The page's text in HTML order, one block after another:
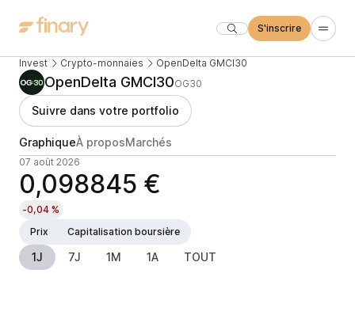
S'inscrire
Invest Crypto-monnaies OpenDelta GMCI30
OpenDelta GMCI30OG30
Suivre dans votre portfolio
GraphiqueÀ proposMarchés
07 août 2026
0,098845 €
-0,04 %
Prix
Capitalisation boursière
1J 7J 1M 1A TOUT